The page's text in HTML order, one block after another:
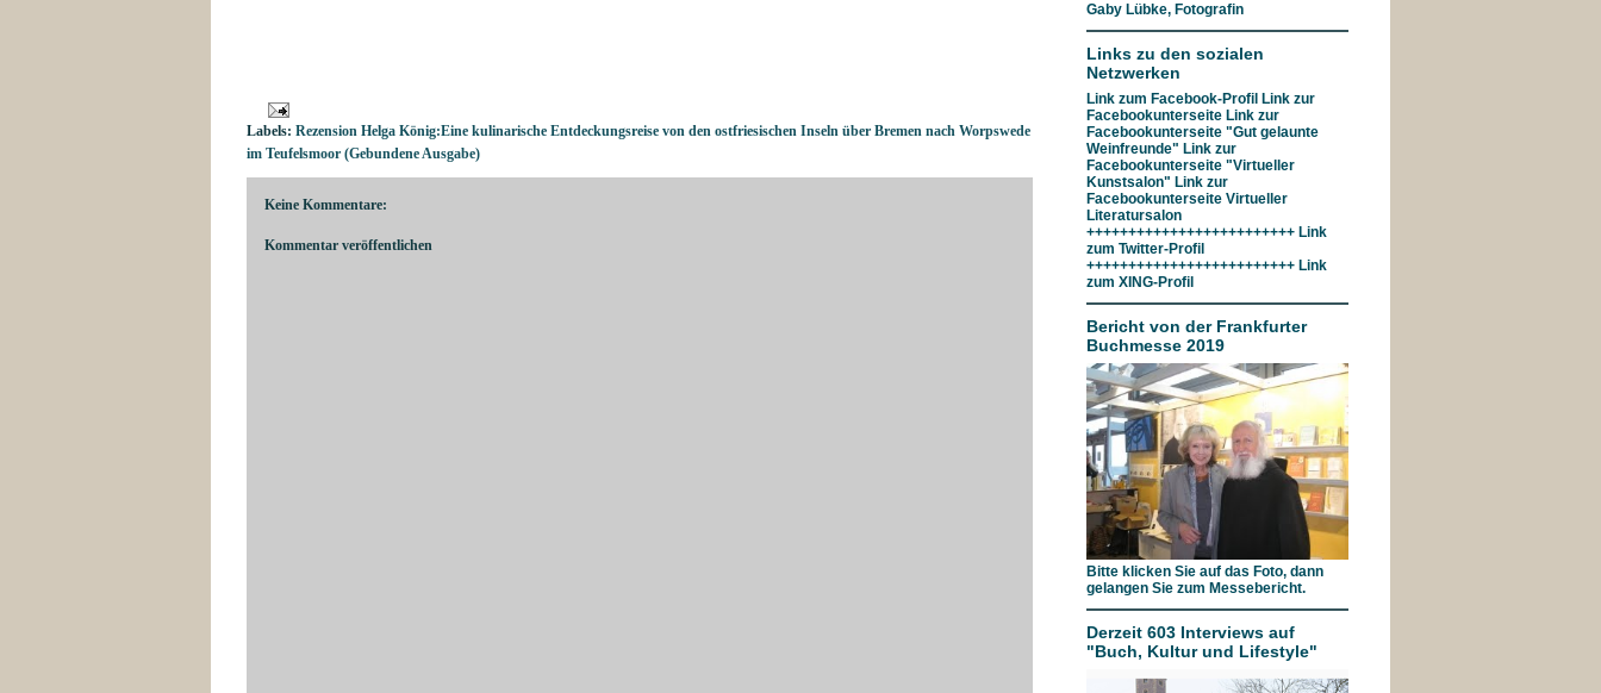
Labels: Rezension Helga König:Eine kulinarische Entdeckungsreise von den ostfriesischen Inseln über Bremen nach Worpswede
im Teufelsmoor (Gebundene Ausgabe)
Keine Kommentare:
Kommentar veröffentlichen
Gaby Lübke, Fotografin
Links zu den sozialen
Netzwerken
Link zum Facebook-Profil Link zur
Facebookunterseite Link zur
Facebookunterseite "Gut gelaunte
Weinfreunde" Link zur
Facebookunterseite "Virtueller
Kunstsalon" Link zur
Facebookunterseite Virtueller
Literatursalon
+++++++++++++++++++++++++ Link
zum Twitter-Profil
+++++++++++++++++++++++++ Link
zum XING-Profil
Bericht von der Frankfurter
Buchmesse 2019
Bitte klicken Sie auf das Foto, dann
gelangen Sie zum Messebericht.
Derzeit 603 Interviews auf
"Buch, Kultur und Lifestyle"